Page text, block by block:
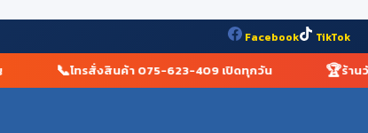
Facebook TikTok
โทรสั่งสินค้า 075-623-409 เปิดทุกวัน ร้านวัส